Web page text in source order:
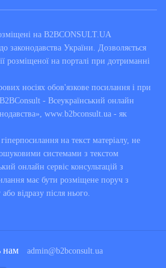
на B2BCONSULT.UA
законодавства України. Дозволяється
розміщеної на порталі при дотриманні
носіях обов'язкове посилання і при
- Всеукраїнський онлайн
www.b2bconsult.ua - як
на текст матеріалу, не
системами з текстом
онлайн сервіс консультацій з
має бути розміщене поруч з
відразу після нього.
нам admin@b2bconsult.ua